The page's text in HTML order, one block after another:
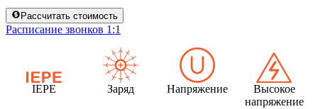
Рассчитать стоимость
Расписание звонков 1:1
IEPE Заряд Напряжение
Высокое
напряжение